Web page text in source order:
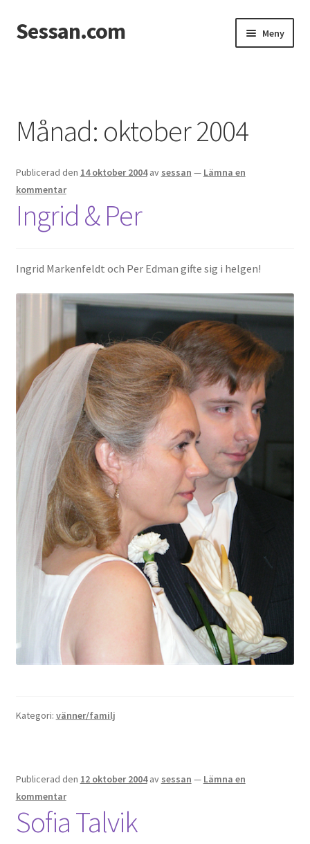
Hoppa
till
Hoppa
till
Sessan.com Meny
Integritetspolicy
Jessicas & Marcus bröllop
Ett helt fantastiskt bröllop!
Information
Klädkod: Mörk kostym
Vigseln: Maria Magdalena Kyrka
Festen: Villa Ludvigsberg
Toastmaster
Barn?
Önskelista
Önska musik
Varukorg
Webbutik
Månad: oktober 2004
Publicerad den 14 oktober 2004 av sessan — Lämna en
kommentar
Ingrid & Per
Ingrid Markenfeldt och Per Edman gifte sig i helgen!
Kategori: vänner/familj
Publicerad den 12 oktober 2004 av sessan — Lämna en
kommentar
Sofia Talvik